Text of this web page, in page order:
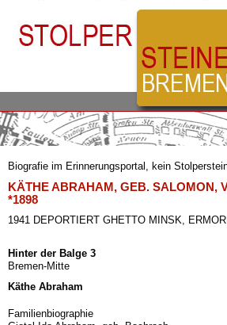
Biografie im Erinnerungsportal, kein
KÄTHE ABRAHAM, GEB. SALOMON,
*1898
1941 DEPORTIERT GHETTO MINSK,
Hinter der Balge 3
Bremen-Mitte
Käthe Abraham
Familienbiographie